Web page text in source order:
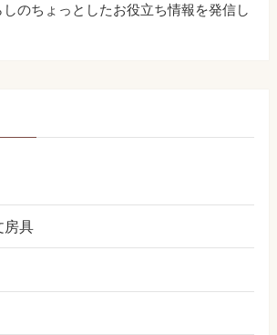
のちょっとしたお役立ち情報を発信し
房具